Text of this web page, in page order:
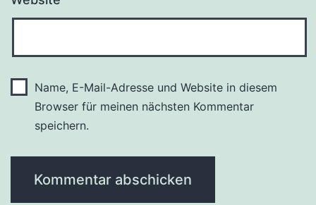
Name, E-Mail-Adresse und Website in diesem
Browser für meinen nächsten Kommentar
speichern.